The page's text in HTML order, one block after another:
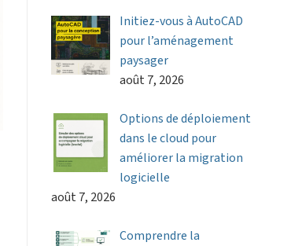
Initiez-vous à AutoCAD
pour l’aménagement
paysager
août 7, 2026
Options de déploiement
dans le cloud pour
améliorer la migration
logicielle
août 7, 2026
Comprendre la